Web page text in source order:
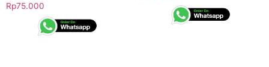
Rp75.000